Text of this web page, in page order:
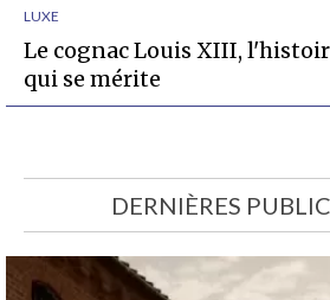
LUXE
Le cognac Louis XIII,
qui se mérite
DERNIÈRES